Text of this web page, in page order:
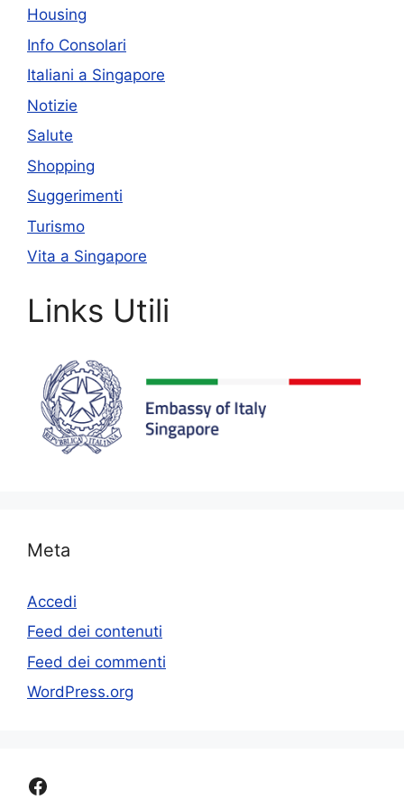
Housing
Info Consolari
Italiani a Singapore
Notizie
Salute
Shopping
Suggerimenti
Turismo
Vita a Singapore
Links Utili
Meta
Accedi
Feed dei contenuti
Feed dei commenti
WordPress.org
Facebook